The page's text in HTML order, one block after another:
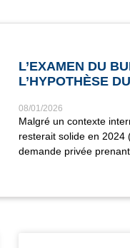
L’EXAMEN DU
L’HYPOTHÈSE
08/01/2026
Malgré un contexte
resterait solide en 2024
demande privée